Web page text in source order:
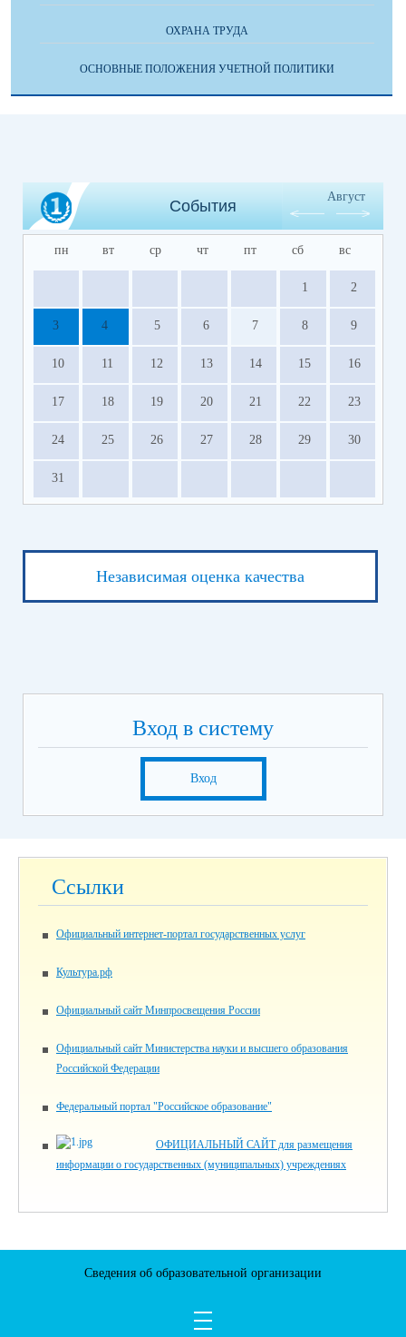
ОХРАНА ТРУДА
ОСНОВНЫЕ ПОЛОЖЕНИЯ УЧЕТНОЙ ПОЛИТИКИ
События
Август
пн вт ср чт пт сб вс
1 2
3 4 5 6 7 8 9
10 11 12 13 14 15 16
17 18 19 20 21 22 23
24 25 26 27 28 29 30
31
Независимая оценка качества
Вход в систему
Вход
Ссылки
Официальный интернет-портал государственных услуг
Культура.рф
Официальный сайт Минпросвещения России
Официальный сайт Министерства науки и высшего образования
Российской Федерации
Федеральный портал "Российское образование"
ОФИЦИАЛЬНЫЙ САЙТ для размещения
информации о государственных (муниципальных) учреждениях
Сведения об образовательной организации